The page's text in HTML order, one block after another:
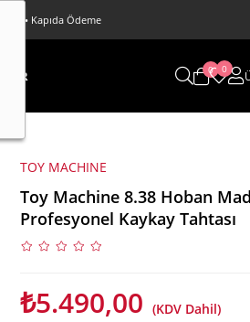
• Kapıda Ödeme
0 0
TOY MACHINE
Toy Machine 8.38 Hoban
Profesyonel Kaykay Tahtası
₺5.490,00 (KDV Dahil)